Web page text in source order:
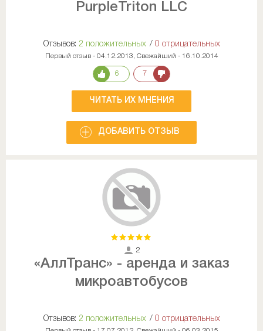
PurpleTriton LLC
Отзывов: 2 положительных / 0 отрицательных
Первый отзыв - 04.12.2013, Свежайший - 16.10.2014
6 7
ЧИТАТЬ ИХ МНЕНИЯ
ДОБАВИТЬ ОТЗЫВ
2
«АллТранс» - аренда и заказ
микроавтобусов
Отзывов: 2 положительных / 0 отрицательных